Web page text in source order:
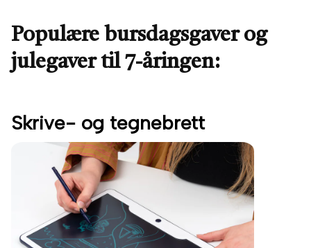
Populære bursdagsgaver og
julegaver til 7-åringen:
Skrive- og tegnebrett